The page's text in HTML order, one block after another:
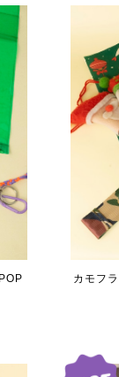
カモフ